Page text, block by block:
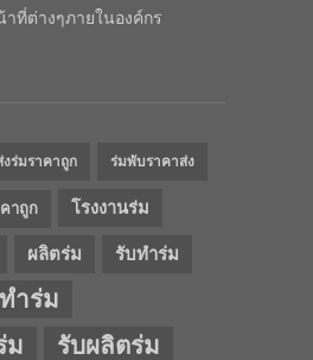
ที่ต่างๆภายในองค์กร
ร่มราคาถูก ร่มพับราคาส่ง
าถูก โรงงานร่ม
ผลิตร่ม รับทำร่ม
ำร่ม
ม
รับผลิตร่ม